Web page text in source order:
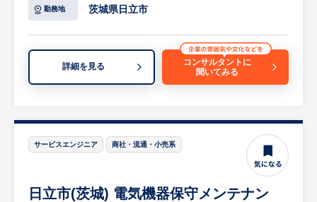
例：中央官庁／都府県市区地方自治体／金融
NTTやその他民間企業 など
【主な商材】
・情報設備：ネットワークの設計・設置・工
事・保守、イントラネット構築（ファイアウ
の普及や原発の稼働・廃炉を想定して、各種
・放射線管理のノウハウ、品質管理の手法、
検査技術の承継等を受け継ぐ
勤務地 茨城県日立市
詳細を見る
コンサルタントに
聞いてみる
サービスエンジニア 商社・流通・小売系
日立市(茨城) 電気機器保守メンテナン